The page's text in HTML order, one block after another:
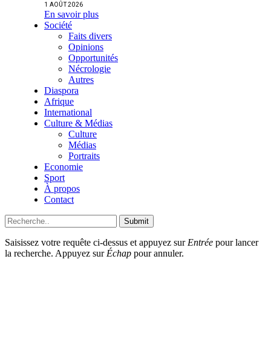
1 AOÛT 2026
En savoir plus
Société
Faits divers
Opinions
Opportunités
Nécrologie
Autres
Diaspora
Afrique
International
Culture & Médias
Culture
Médias
Portraits
Economie
Sport
À propos
Contact
Submit
Saisissez votre requête ci-dessus et appuyez sur Entrée pour lancer
la recherche. Appuyez sur Échap pour annuler.